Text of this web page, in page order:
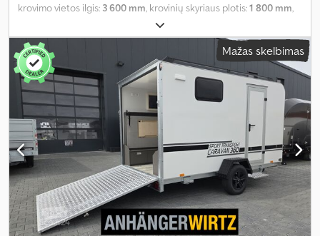
krovimo vietos ilgis: 3 600 mm , krovinių skyriaus plotis:1 800 mm
1 900 mm,
Mažas skelbimas